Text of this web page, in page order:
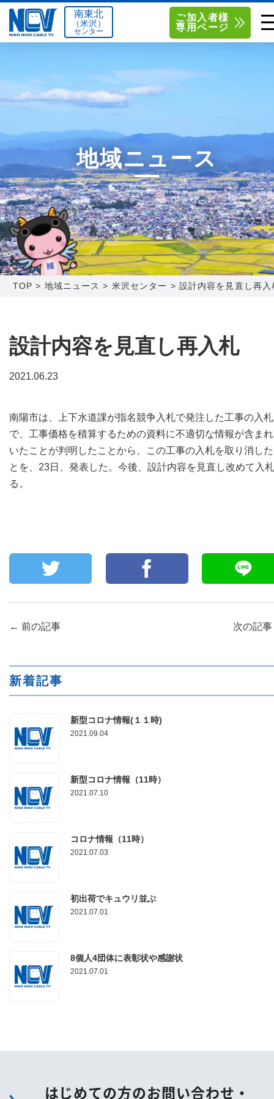
南東北センター（福島）
函館センター 0138-34-2525
新潟センター 025-210-1200
単品料金
お得なセットプラン
料金シミュレーション
サポート
Q&A
センター情報
採用情報
お問い合わせ
お申し込み
〒992-0044
山形県米沢市春日四丁目2-75
0238-24-2525
営業時間 9:00～18:00
南東北センター(福島)
〒960-8252
福島県福島市御山字一本松17-1-
1
0120-173-577
営業時間 9:15～18:00
〒041-0801
北海道函館市桔梗町379-31
0138-34-2525
営業時間 9:00～18:00
〒950-1189
新潟県新潟市西区山田2310-39
025-210-1200
営業時間 9:00～18:00
南東北
（米沢）
センター
ご加入者様
専用ページ
地域ニュース
TOP > 地域ニュース > 米沢センター > 設計内容を見直し再入
設計内容を見直し再入札
2021.06.23
南陽市は、上下水道課が指名競争入札で発注した工事の入札
で、工事価格を積算するための資料に不適切な情報が含ま
いたことが判明したことから、この工事の入札を取り消し
とを、23日、発表した。今後、設計内容を見直し改めて入
る。
← 前の記事 次の記事
新着記事
新型コロナ情報(１１時)
2021.09.04
新型コロナ情報（11時）
2021.07.10
コロナ情報（11時）
2021.07.03
初出荷でキュウリ並ぶ
2021.07.01
8個人4団体に表彰状や感謝状
2021.07.01
はじめての方のお問い合わせ・